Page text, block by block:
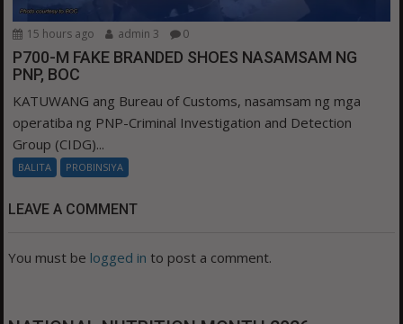
15 hours ago admin 3 0
P700-M FAKE BRANDED SHOES NASAMSAM NG
PNP, BOC
KATUWANG ang Bureau of Customs, nasamsam ng mga
operatiba ng PNP-Criminal Investigation and Detection
Group (CIDG)...
BALITA PROBINSIYA
LEAVE A COMMENT
You must be logged in to post a comment.